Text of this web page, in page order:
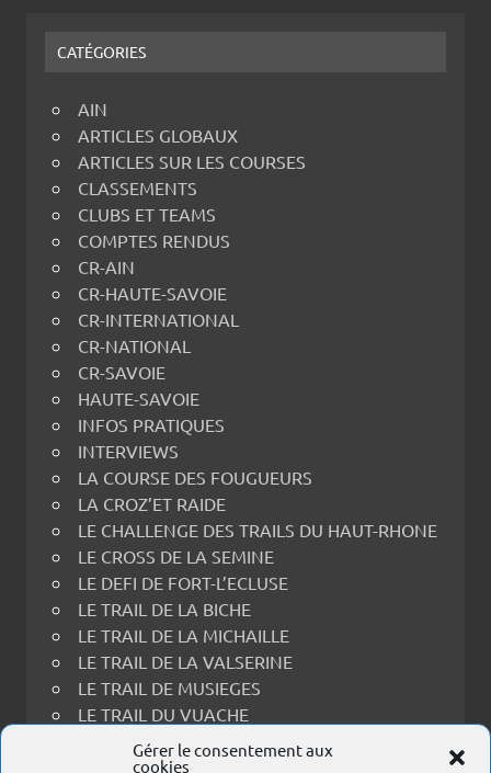
Gérer le consentement aux
cookies
CATÉGORIES
AIN
ARTICLES GLOBAUX
ARTICLES SUR LES COURSES
CLASSEMENTS
CLUBS ET TEAMS
COMPTES RENDUS
CR-AIN
CR-HAUTE-SAVOIE
CR-INTERNATIONAL
CR-NATIONAL
CR-SAVOIE
HAUTE-SAVOIE
INFOS PRATIQUES
INTERVIEWS
LA COURSE DES FOUGUEURS
LA CROZ’ET RAIDE
LE CHALLENGE DES TRAILS DU HAUT-RHONE
LE CROSS DE LA SEMINE
LE DEFI DE FORT-L’ECLUSE
LE TRAIL DE LA BICHE
LE TRAIL DE LA MICHAILLE
LE TRAIL DE LA VALSERINE
LE TRAIL DE MUSIEGES
LE TRAIL DU VUACHE
LE TRAIL THOIRY-RECULET
LES PRINCES EN FOULEES